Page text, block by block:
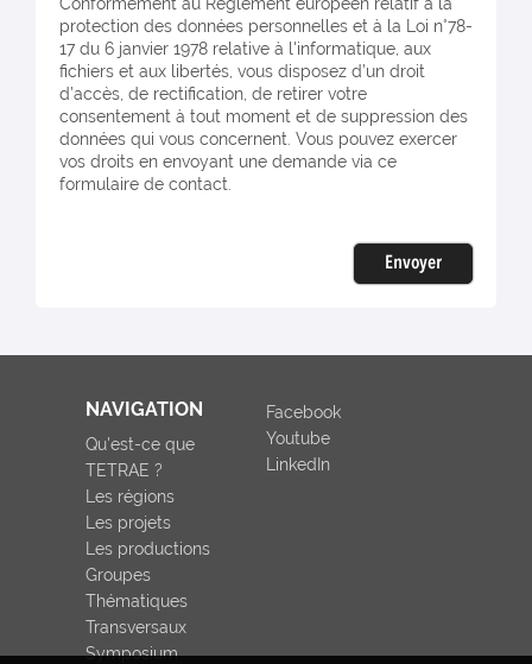
protection des données personnelles et à la Loi n°78-
17 du 6 janvier 1978 relative à l'informatique, aux
fichiers et aux libertés, vous disposez d’un droit
d’accès, de rectification, de retirer votre
consentement à tout moment et de suppression des
données qui vous concernent. Vous pouvez exercer
vos droits en envoyant une demande via ce
formulaire de contact.
Envoyer
NAVIGATION
Qu'est-ce que
TETRAE ?
Les régions
Les projets
Les productions
Groupes
Thématiques
Transversaux
Symposium
Facebook
Youtube
LinkedIn